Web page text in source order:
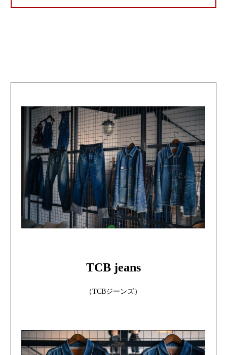
TCB jeans
（TCBジーンズ）